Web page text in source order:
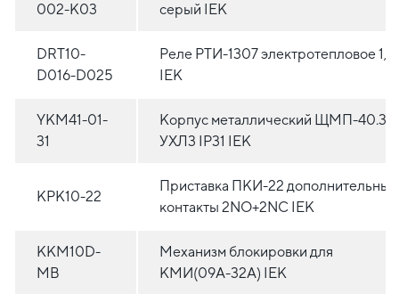
002-K03
серый IEK
DRT10-
D016-D025
Реле РТИ-1307 электротепловое
IEK
YKM41-01-
31
Корпус металлический ЩМП-
УХЛ3 IP31 IEK
KPK10-22
Приставка ПКИ-22 дополнительные
контакты 2NO+2NC IEK
KKM10D-
MB
Механизм блокировки для
КМИ(09А-32А) IEK